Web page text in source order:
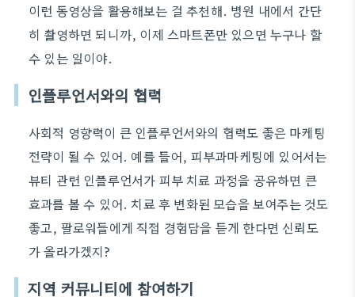
이런 동영상을 활용해보는 걸 추천해. 병원 내에서 간단
히 촬영하면 되니까, 이제 스마트폰만 있으면 누구나 할
수 있는 일이야.
인플루언서와의 협력
사회적 영향력이 큰 인플루언서와의 협력도 좋은 마케팅
전략이 될 수 있어. 예를 들어, 피부과마케팅에 있어서는
뷰티 관련 인플루언서가 피부 치료 과정을 공유하면 큰
효과를 볼 수 있어. 치료 후 변화된 모습을 보여주는 것도
좋고, 팔로워들에게 직접 경험담을 듣게 한다면 신뢰도
가 올라가겠지?
지역 커뮤니티에 참여하기